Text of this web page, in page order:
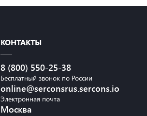
КОНТАКТЫ
8 (800) 550-25-38
Бесплатный звонок по России
online@serconsrus.sercons.io
Электронная почта
Москва